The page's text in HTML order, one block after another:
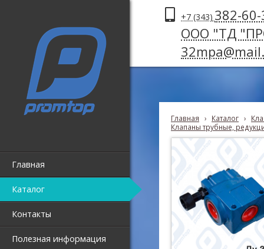
Главная
Каталог
Контакты
Полезная информация
+7 (343) 382-
ООО "ТД
Главная › Каталог ›
Клапаны трубные,